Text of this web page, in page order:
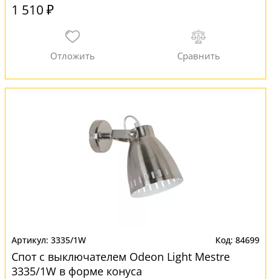
1 510 ₽
3335/1W 84699
Спот с выключателем Odeon Light Mestre
3335/1W в форме конуса